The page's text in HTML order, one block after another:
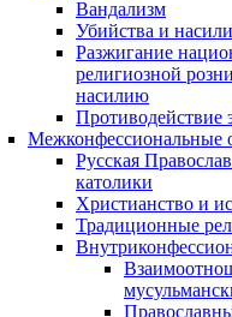
Вандализм
Убийства и
Разжигание
религиозной
насилию
Противодействие
Межконфессиональные
Русская
католики
Христианство и
Традиционные